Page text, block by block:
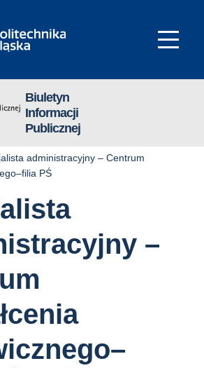
Biuletyn
Informacji
Publicznej
administracyjny – Centrum
PŚ
–